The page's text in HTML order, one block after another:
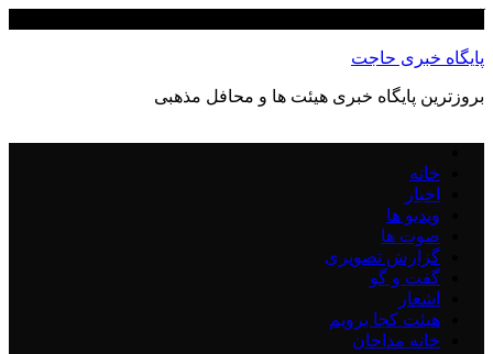
content
پایگاه خبری حاجت
بروزترین پایگاه‌ خبری هیئت ها و محافل مذهبی
خانه
اخبار
ویدیو ها
صوت ها
گزارش تصویری
گفت و گو
اشعار
هیئت کجا برویم
خانه مداحان